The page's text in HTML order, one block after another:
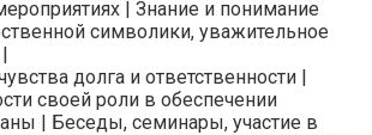
| Знание и понимание
символики, уважительное
долга и ответственности |
своей роли в обеспечении
| Беседы, семинары, участие в